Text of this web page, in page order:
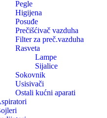
Pegle
Higijena
Posuđe
Prečišćivač vazduha
Filter za preč.vazduha
Rasveta
Lampe
Sijalice
Sokovnik
Usisivači
Ostali kućni aparati